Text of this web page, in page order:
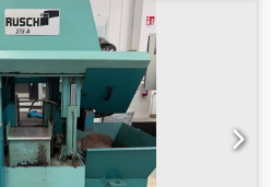
rezanja: - 12 – 110 m/min. -
precizne kuglične navojne
Hidraulička zateznost trake
za podešavanje slobodnog
- Hidraulički pogonjeni
pritiska za rezanje
regulisan pogon
- Automatsko podešavanje